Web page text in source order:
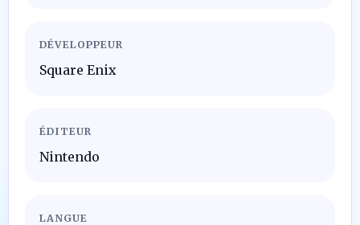
DÉVELOPPEUR
Square Enix
ÉDITEUR
Nintendo
LANGUE